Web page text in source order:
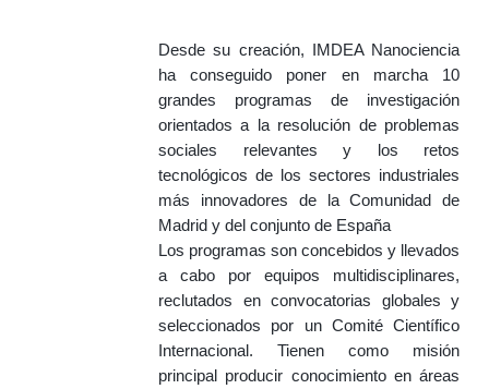
Desde su creación, IMDEA Nanociencia
ha conseguido poner en marcha 10
grandes programas de investigación
orientados a la resolución de problemas
sociales relevantes y los retos
tecnológicos de los sectores industriales
más innovadores de la Comunidad de
Madrid y del conjunto de España
Los programas son concebidos y llevados
a cabo por equipos multidisciplinares,
reclutados en convocatorias globales y
seleccionados por un Comité Científico
Internacional. Tienen como misión
principal producir conocimiento en áreas